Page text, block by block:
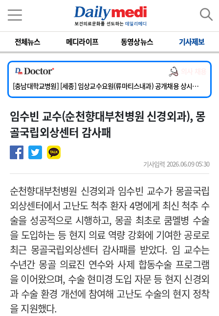
전체뉴스 메디라이프 동영상뉴스 기사제보
[단국대학교병원] 임상전담교원 및 전임의 초빙
[해운대부민병원] [해운대] 2026년 하반기 인턴 모집
[서울아산병원] 건강증진센터 소화기파트 건진교수 초빙
[충남대학교병원] [세종] 임상교수요원(류마티스내과) 공개채용 상시모집
[이대서울병원] 정형외과 일반의 초빙
[단국대학교병원] 임상전담교원 및 전임의 초빙
[해운대부민병원] [해운대] 2026년 하반기 인턴 모집
임수빈 교수(순천향대부천병원 신경외과), 몽
골국립외상센터 감사패
기사입력 2026.06.09 05:30
순천향대부천병원 신경외과 임수빈 교수가 몽골국립
외상센터에서 고난도 척추 환자 4명에게 최신 척추 수
술을 성공적으로 시행하고, 몽골 최초로 쿰멜병 수술
을 도입하는 등 현지 의료 역량 강화에 기여한 공로로
최근 몽골국립외상센터 감사패를 받았다. 임 교수는
수년간 몽골 의료진 연수와 사제 합동수술 프로그램
을 이어왔으며, 수술 현미경 도입 자문 등 현지 신경외
과 수술 환경 개선에 참여해 고난도 수술의 현지 정착
을 지원했다.